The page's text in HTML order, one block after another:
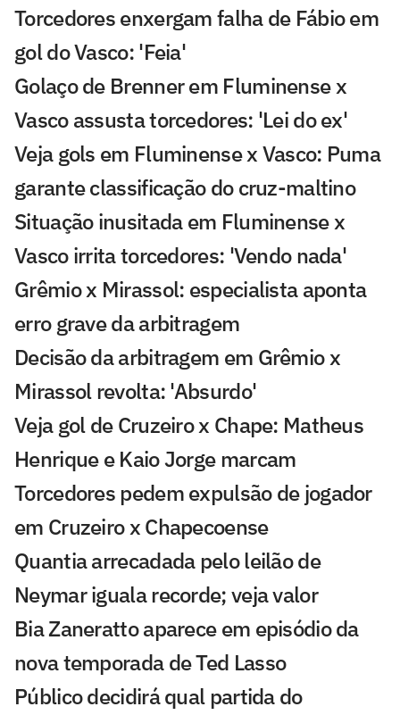
Torcedores enxergam falha de Fábio em
gol do Vasco: 'Feia'
Golaço de Brenner em Fluminense x
Vasco assusta torcedores: 'Lei do ex'
Veja gols em Fluminense x Vasco: Puma
garante classificação do cruz-maltino
Situação inusitada em Fluminense x
Vasco irrita torcedores: 'Vendo nada'
Grêmio x Mirassol: especialista aponta
erro grave da arbitragem
Decisão da arbitragem em Grêmio x
Mirassol revolta: 'Absurdo'
Veja gol de Cruzeiro x Chape: Matheus
Henrique e Kaio Jorge marcam
Torcedores pedem expulsão de jogador
em Cruzeiro x Chapecoense
Quantia arrecadada pelo leilão de
Neymar iguala recorde; veja valor
Bia Zaneratto aparece em episódio da
nova temporada de Ted Lasso
Público decidirá qual partida do